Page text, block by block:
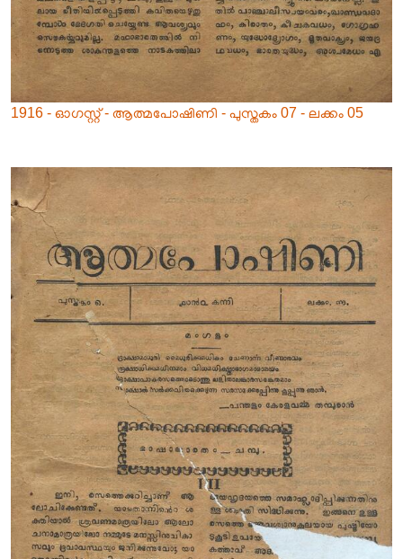
1916 - ഓഗസ്റ്റ് - ആത്മപോഷിണി - പുസ്തകം 07 - ലക്കം 05